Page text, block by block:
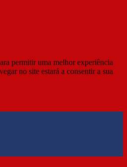
permitir uma melhor experiência
no site estará a consentir a sua